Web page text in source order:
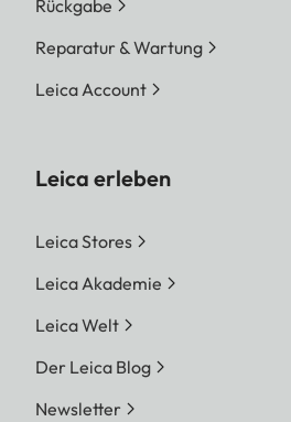
Rückgabe
Reparatur & Wartung
Leica Account
Leica erleben
Leica Stores
Leica Akademie
Leica Welt
Der Leica Blog
Newsletter